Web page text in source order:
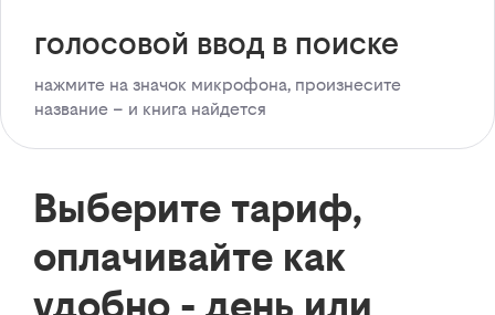
голосовой ввод в поиске
нажмите на значок микрофона, произнесите
название – и книга найдется
Выберите тариф,
оплачивайте как
удобно - день или